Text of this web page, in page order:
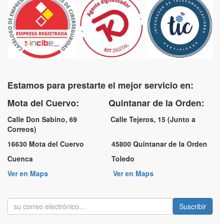
Estamos para prestarte el mejor servicio en:
Mota del Cuervo: Quintanar de la Orden:
Calle Don Sabino, 69 Calle Tejeros, 15 (Junto a
Correos)
16630 Mota del Cuervo 45800 Quintanar de la Orden
Cuenca Toledo
Ver en Maps
Ver en Maps
Suscribir